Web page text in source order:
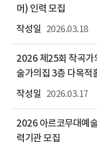
머) 인력 모집
2026.03.18
2026 제25회 작곡가
술가의집 3층 다목적
2026.03.17
2026 아르코무대예
력기관 모집